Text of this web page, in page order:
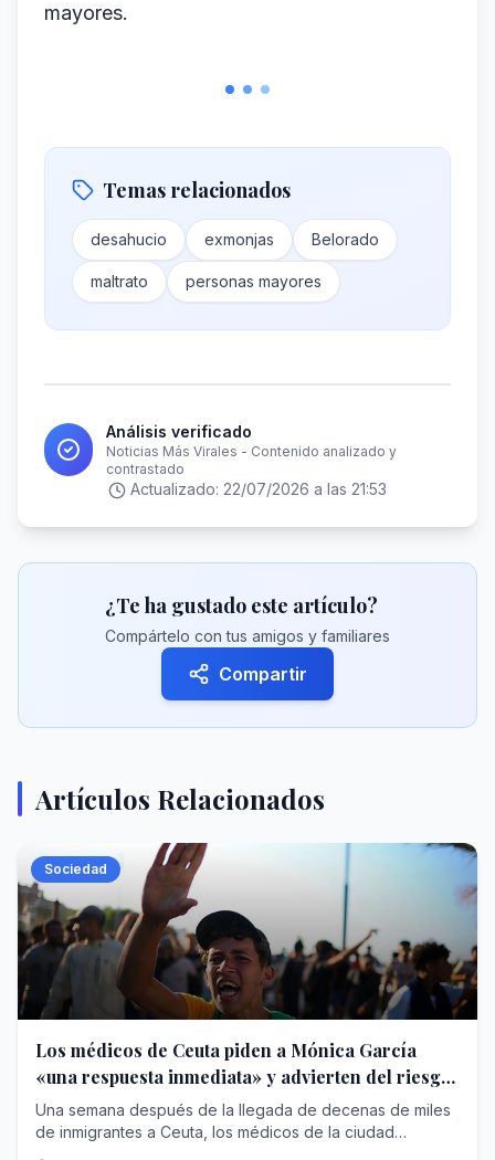
mayores.
Temas relacionados
desahucio exmonjas Belorado
maltrato personas mayores
Análisis verificado
Noticias Más Virales - Contenido analizado y
contrastado
Actualizado: 22/07/2026 a las 21:53
¿Te ha gustado este artículo?
Compártelo con tus amigos y familiares
Compartir
Artículos Relacionados
Sociedad
Los médicos de Ceuta piden a Mónica García
«una respuesta inmediata» y advierten del riesgo
de brotes infecciosos
Una semana después de la llegada de decenas de miles
de inmigrantes a Ceuta, los médicos de la ciudad